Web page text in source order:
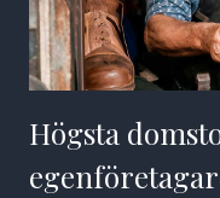
Högsta